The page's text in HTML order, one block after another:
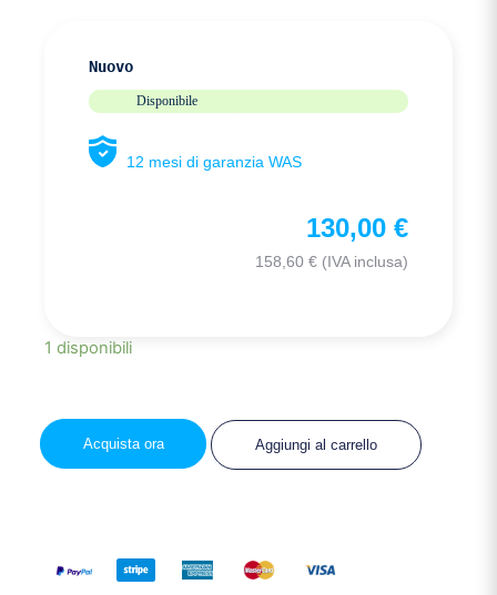
Nuovo
Disponibile
12 mesi di garanzia WAS
130,00 €
158,60 € (IVA inclusa)
1 disponibili
Aggiungi al carrello
Acquista ora